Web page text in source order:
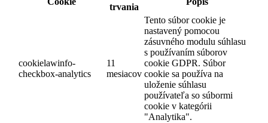
trvania
cookielawinfo-
checkbox-analytics
11
mesiacov
Tento súbor cookie je
nastavený pomocou
zásuvného modulu súhlasu
s používaním súborov
cookie GDPR. Súbor
cookie sa používa na
uloženie súhlasu
používateľa so súbormi
cookie v kategórii
"Analytika".